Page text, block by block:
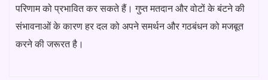
परिणाम को प्रभावित कर सकते हैं। गुप्त मतदान और वोटों के बंटने की
संभावनाओं के कारण हर दल को अपने समर्थन और गठबंधन को मजबूत
करने की जरूरत है।